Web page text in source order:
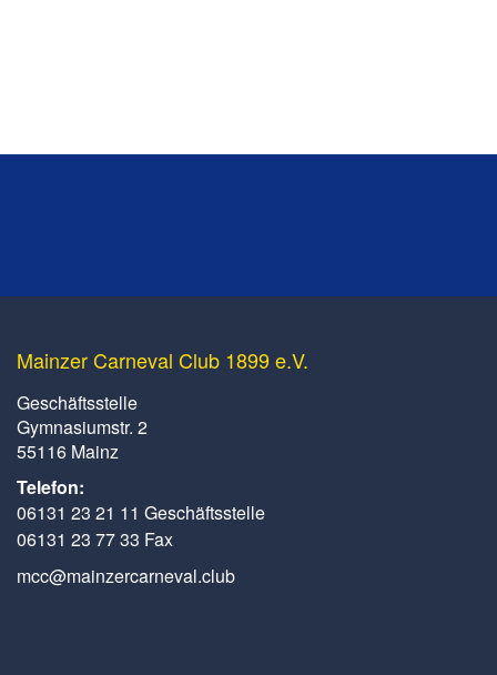
Mainzer Carneval Club 1899 e.V.
Geschäftsstelle
Gymnasiumstr. 2
55116 Mainz
Telefon:
06131 23 21 11 Geschäftsstelle
06131 23 77 33 Fax
mcc@mainzercarneval.club